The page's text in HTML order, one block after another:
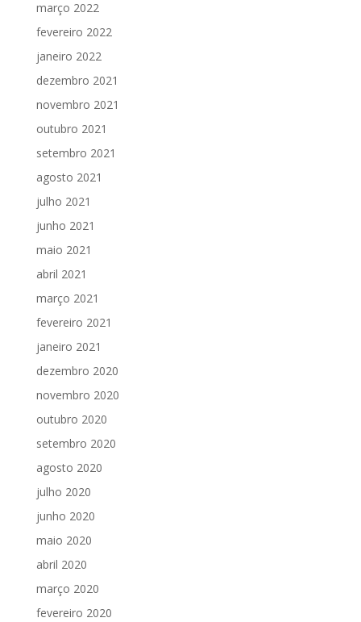
março 2022
fevereiro 2022
janeiro 2022
dezembro 2021
novembro 2021
outubro 2021
setembro 2021
agosto 2021
julho 2021
junho 2021
maio 2021
abril 2021
março 2021
fevereiro 2021
janeiro 2021
dezembro 2020
novembro 2020
outubro 2020
setembro 2020
agosto 2020
julho 2020
junho 2020
maio 2020
abril 2020
março 2020
fevereiro 2020